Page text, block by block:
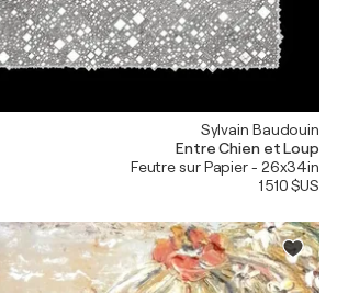
Sylvain Baudouin
Entre Chien et Loup
Feutre sur Papier - 26x34in
1 510 $US